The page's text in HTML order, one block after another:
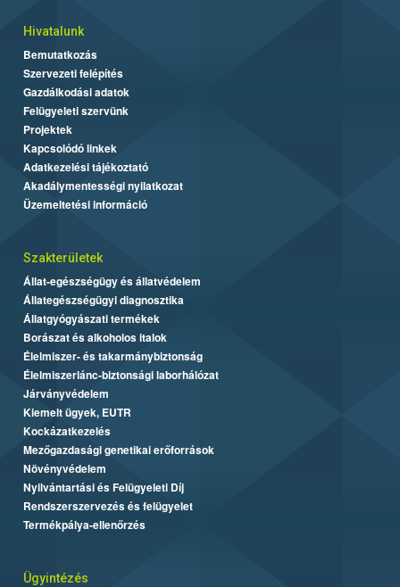
Hivatalunk
Bemutatkozás
Szervezeti felépítés
Gazdálkodási adatok
Felügyeleti szervünk
Projektek
Kapcsolódó linkek
Adatkezelési tájékoztató
Akadálymentességi nyilatkozat
Üzemeltetési információ
Szakterületek
Állat-egészségügy és állatvédelem
Állategészségügyi diagnosztika
Állatgyógyászati termékek
Borászat és alkoholos italok
Élelmiszer- és takarmánybiztonság
Élelmiszerlánc-biztonsági laborhálózat
Járványvédelem
Kiemelt ügyek, EUTR
Kockázatkezelés
Mezőgazdasági genetikai erőforrások
Növényvédelem
Nyilvántartási és Felügyeleti Díj
Rendszerszervezés és felügyelet
Termékpálya-ellenőrzés
Ügyintézés